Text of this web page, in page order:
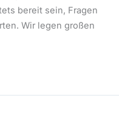
bereit sein, Fragen
Wir legen großen